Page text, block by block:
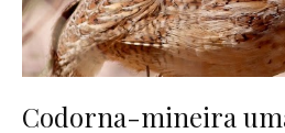
Codorna-mineira